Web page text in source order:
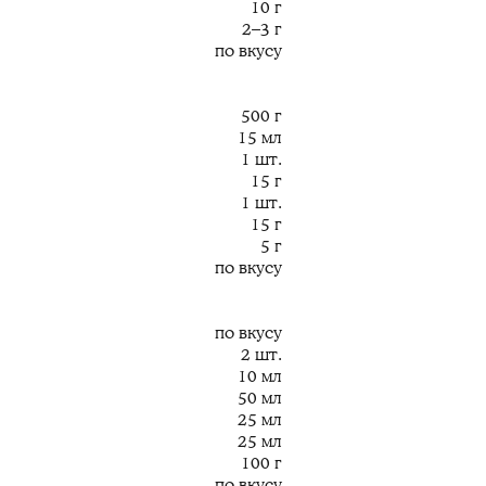
10 г
2–3 г
по вкусу
500 г
15 мл
1 шт.
15 г
1 шт.
15 г
5 г
по вкусу
по вкусу
2 шт.
10 мл
50 мл
25 мл
25 мл
100 г